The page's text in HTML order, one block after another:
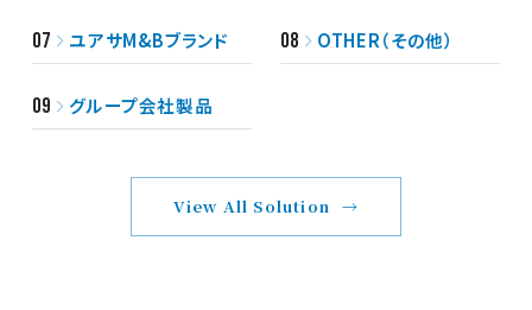
07 ユアサM&Bブランド 08 OTHER（その他）
09 グループ会社製品
View All Solution